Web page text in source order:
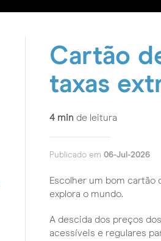
Cartão
taxas
4 min de leitura
Publicado em 06-Jul-2026
Escolher um bom cartão
explora o mundo.
A descida dos preços
acessíveis e regulares